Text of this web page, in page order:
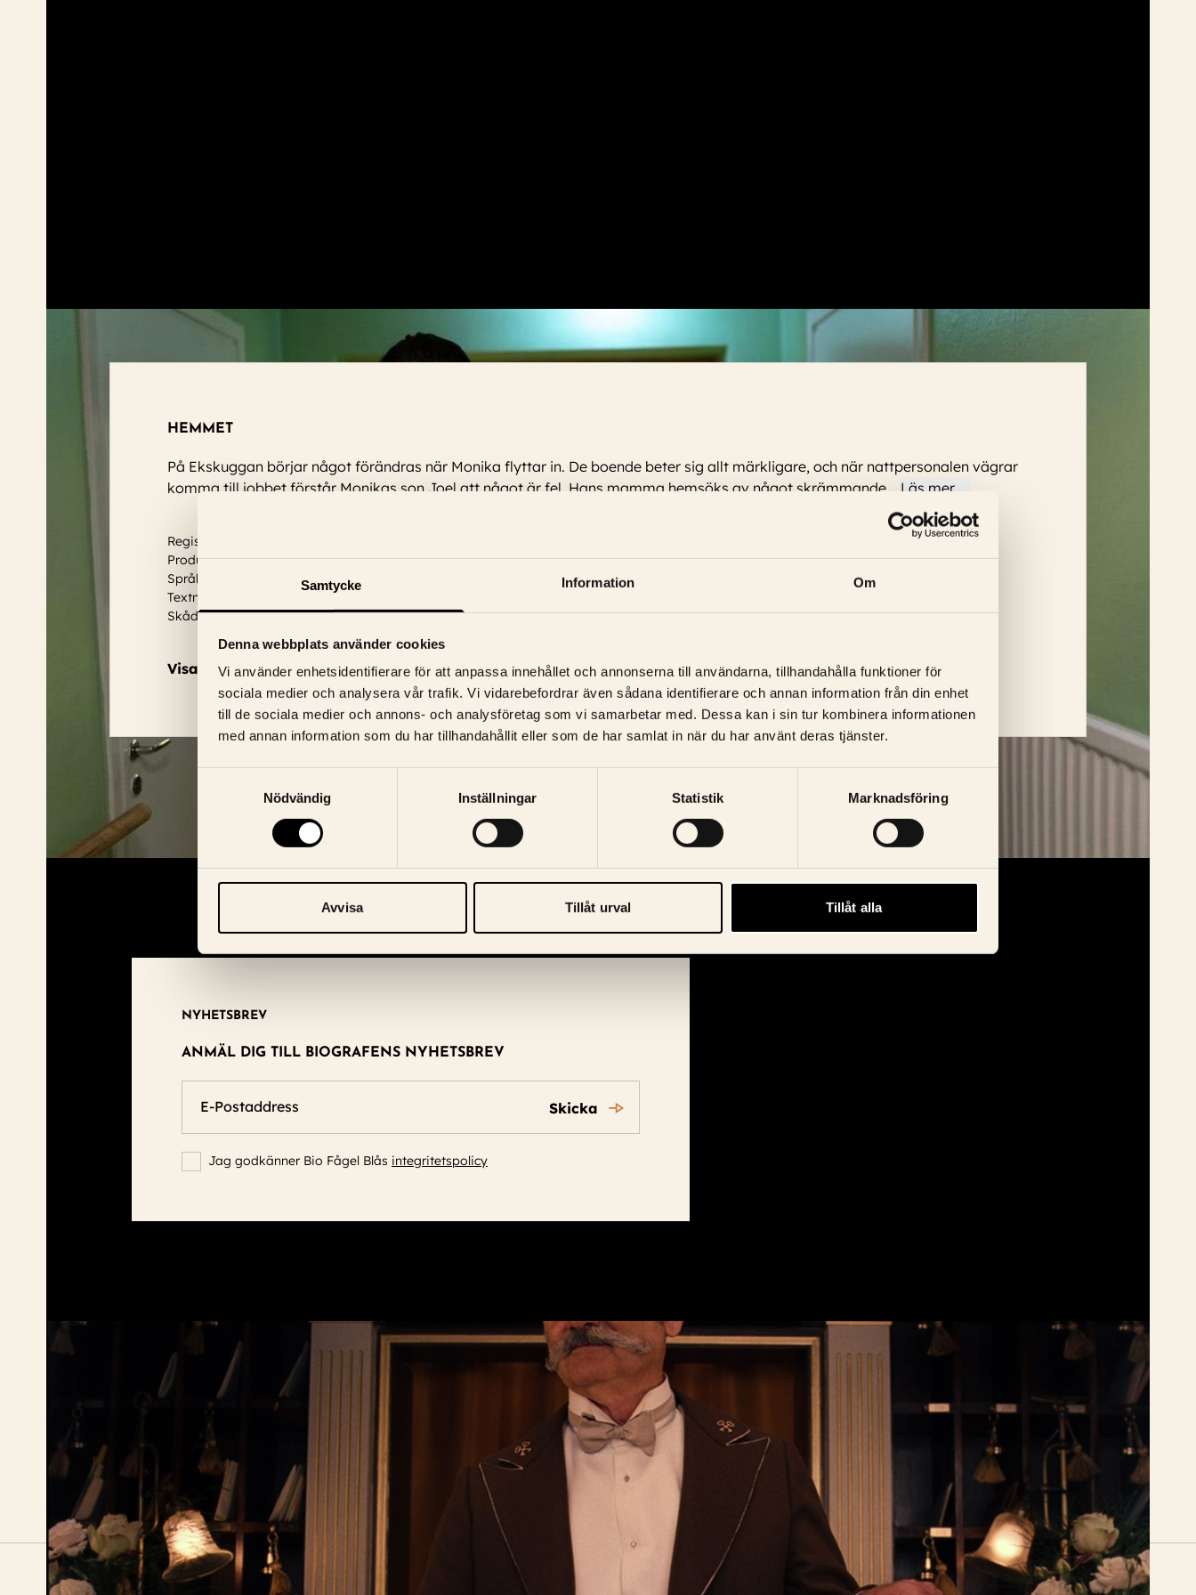
Samtycke Information Om
Denna webbplats använder cookies
Vi använder enhetsidentifierare för att anpassa innehållet och annonserna till användarna, tillhandahålla funktioner för
sociala medier och analysera vår trafik. Vi vidarebefordrar även sådana identifierare och annan information från din enhet
till de sociala medier och annons- och analysföretag som vi samarbetar med. Dessa kan i sin tur kombinera informationen
med annan information som du har tillhandahållit eller som de har samlat in när du har använt deras tjänster.
Nödvändig
Inställningar Statistik Marknadsföring
Avvisa Tillåt urval Tillåt alla
HEMMET
På Ekskuggan börjar något förändras när Monika flyttar in. De boende beter sig allt märkligare, och när nattpersonalen vägrar
komma till jobbet förstår Monikas son Joel att något är fel. Hans mamma hemsöks av något skrämmande
Läs mer
Regissör: Mattias J. Skoglund
Produktionsår: 2025
Språk: Svensk
Textning: Svensk
Skådespelare:Lottie Ejebrant, Philip Oros, Anki Lidén, Gizem Erdogan, Bengt C.W. Carlsson, Peter Jankert, Caisa Ankarsparre
Visa trailer
NYHETSBREV
ANMÄL DIG TILL BIOGRAFENS NYHETSBREV
Skicka
Jag godkänner Bio Fågel Blås integritetspolicy